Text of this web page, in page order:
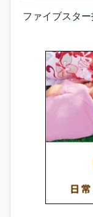
ファイブスタ